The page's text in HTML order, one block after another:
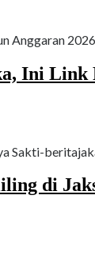
Anggaran
Ini Link
Sakti-
di